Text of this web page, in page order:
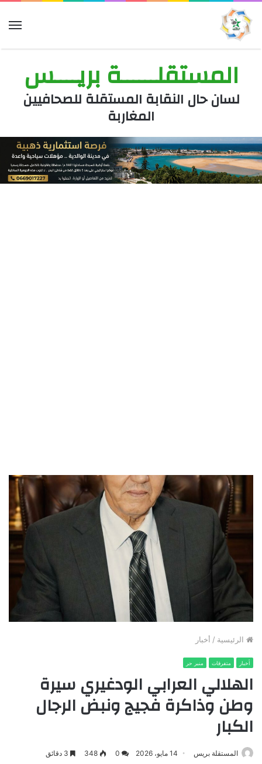
المستقلــــــة بريــــس
لسان حال النقابة المستقلة للصحافيين
المغاربة
الرئيسية / أخبار
أخبار متفرقات منبر حر
الهلالي العرابي الودغيري سيرة
وطن وذاكرة فجيج ونبض الرجال
الكبار
المستقلة بريس 14 مايو، 2026 0
348